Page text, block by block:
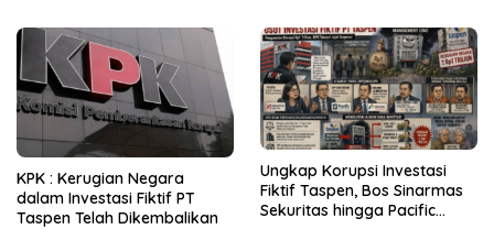
KPK : Kerugian Negara
dalam Investasi Fiktif PT
Taspen Telah Dikembalikan
Ungkap Korupsi Investasi
Fiktif Taspen, Bos Sinarmas
Sekuritas hingga Pacific